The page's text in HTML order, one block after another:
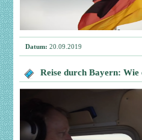
Datum: 20.09.2019
Reise durch Bayern: Wie